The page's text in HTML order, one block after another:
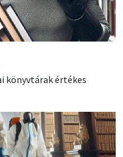
könyvtárak értékes